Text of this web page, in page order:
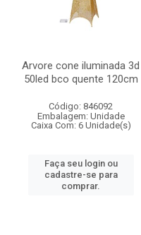
Arvore cone iluminada 3d
50led bco quente 120cm
Código: 846092
Embalagem: Unidade
Caixa Com: 6 Unidade(s)
Faça seu login ou
cadastre-se para
comprar.